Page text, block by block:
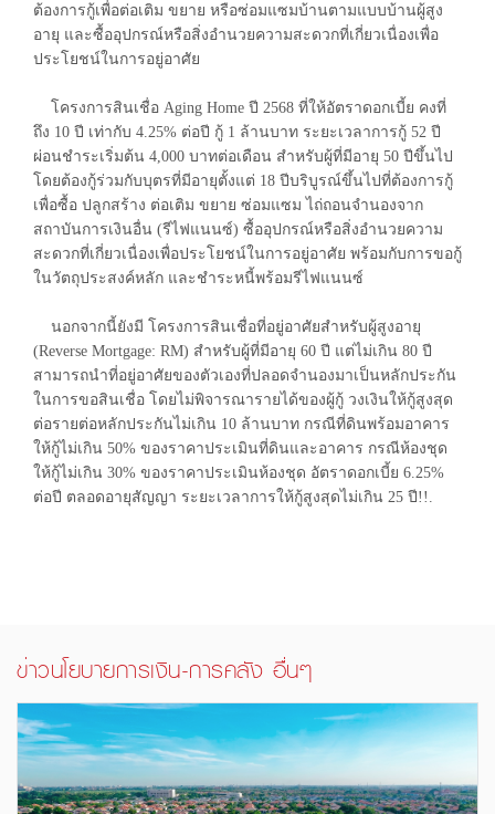
ต้องการกู้เพื่อต่อเติม ขยาย หรือซ่อมแซมบ้านตามแบบบ้านผู้สูง
อายุ และซื้ออุปกรณ์หรือสิ่งอำนวยความสะดวกที่เกี่ยวเนื่องเพื่อ
ประโยชน์ในการอยู่อาศัย
โครงการสินเชื่อ Aging Home ปี 2568 ที่ให้อัตราดอกเบี้ย คงที่
ถึง 10 ปี เท่ากับ 4.25% ต่อปี กู้ 1 ล้านบาท ระยะเวลาการกู้ 52 ปี
ผ่อนชำระเริ่มต้น 4,000 บาทต่อเดือน สำหรับผู้ที่มีอายุ 50 ปีขึ้นไป
โดยต้องกู้ร่วมกับบุตรที่มีอายุตั้งแต่ 18 ปีบริบูรณ์ขึ้นไปที่ต้องการกู้
เพื่อซื้อ ปลูกสร้าง ต่อเติม ขยาย ซ่อมแซม ไถ่ถอนจำนองจาก
สถาบันการเงินอื่น (รีไฟแนนซ์) ซื้ออุปกรณ์หรือสิ่งอำนวยความ
สะดวกที่เกี่ยวเนื่องเพื่อประโยชน์ในการอยู่อาศัย พร้อมกับการขอกู้
ในวัตถุประสงค์หลัก และชำระหนี้พร้อมรีไฟแนนซ์
นอกจากนี้ยังมี โครงการสินเชื่อที่อยู่อาศัยสำหรับผู้สูงอายุ
(Reverse Mortgage: RM) สำหรับผู้ที่มีอายุ 60 ปี แต่ไม่เกิน 80 ปี
สามารถนำที่อยู่อาศัยของตัวเองที่ปลอดจำนองมาเป็นหลักประกัน
ในการขอสินเชื่อ โดยไม่พิจารณารายได้ของผู้กู้ วงเงินให้กู้สูงสุด
ต่อรายต่อหลักประกันไม่เกิน 10 ล้านบาท กรณีที่ดินพร้อมอาคาร
ให้กู้ไม่เกิน 50% ของราคาประเมินที่ดินและอาคาร กรณีห้องชุด
ให้กู้ไม่เกิน 30% ของราคาประเมินห้องชุด อัตราดอกเบี้ย 6.25%
ต่อปี ตลอดอายุสัญญา ระยะเวลาการให้กู้สูงสุดไม่เกิน 25 ปี!!.
ข่าวนโยบายการเงิน-การคลัง อื่นๆ